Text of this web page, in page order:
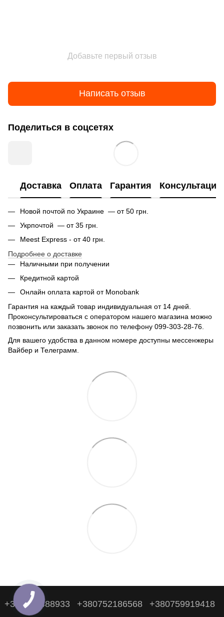
Добавьте первый отзыв
Написать отзыв
Поделиться в соцсетях
Доставка Оплата Гарантия Консультация
Новой почтой по Украине — от 50 грн.
Укрпочтой — от 35 грн.
Meest Express - от 40 грн.
Подробнее о доставке
Наличными при получении
Кредитной картой
Онлайн оплата картой от Monobank
Гарантия на каждый товар индивидуальная от 14 дней.
Проконсультироваться с оператором нашего магазина можно
позвонить или заказать звонок по телефону 099-303-28-76.
Для вашего удобства в данном номере доступны мессенжеры
Вайбер и Телеграмм.
+380938488933 +380752186568 +380759919418